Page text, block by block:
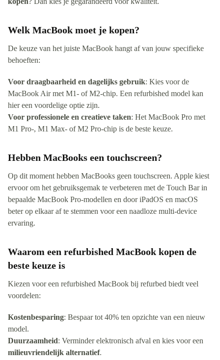
Welk MacBook moet je kopen?
De keuze van het juiste MacBook hangt af van jouw specifieke
behoeften:
Voor draagbaarheid en dagelijks gebruik: Kies voor de
MacBook Air met M1- of M2-chip. Een refurbished model kan
hier een voordelige optie zijn.
Voor professionele en creatieve taken: Het MacBook Pro met
M1 Pro-, M1 Max- of M2 Pro-chip is de beste keuze.
Hebben MacBooks een touchscreen?
Op dit moment hebben MacBooks geen touchscreen. Apple kiest
ervoor om het gebruiksgemak te verbeteren met de Touch Bar in
bepaalde MacBook Pro-modellen en door iPadOS en macOS
beter op elkaar af te stemmen voor een naadloze multi-device
ervaring.
Waarom een refurbished MacBook kopen de
beste keuze is
Kiezen voor een refurbished MacBook bij refurbed biedt veel
voordelen:
Kostenbesparing: Bespaar tot 40% ten opzichte van een nieuw
model.
Duurzaamheid: Verminder elektronisch afval en kies voor een
milieuvriendelijk alternatief.